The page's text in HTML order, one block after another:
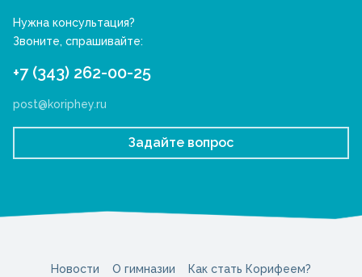
Нужна консультация?
Звоните, спрашивайте:
+7 (343) 262-00-25
post@koriphey.ru
Задайте вопрос
Новости О гимназии Как стать Корифеем?